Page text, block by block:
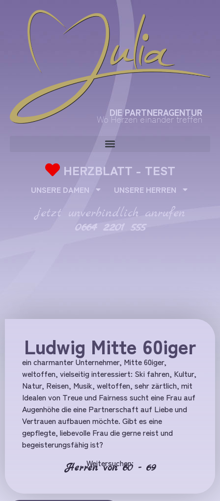
Wo Herzen einander treffen
DIE PARTNERAGENTUR
HERZBLATT - TEST
UNSERE DAMEN UNSERE HERREN
jetzt unverbindlich anrufen
0664 2201 555
Ludwig Mitte 60iger
ein charmanter Unternehmer, Mitte 60iger,
weltoffen, vielseitig interessiert: Ski fahren, Kultur,
Natur, Reisen, Musik, weltoffen, sehr zärtlich, mit
Idealen von Treue und Fairness sucht eine Frau auf
Augenhöhe die eine Partnerschaft auf Liebe und
Vertrauen aufbauen möchte. Gibt es eine
gepflegte, liebevolle Frau die gerne reist und
begeisterungsfähig ist?
Weitersuchen:
Herren von 60 - 69